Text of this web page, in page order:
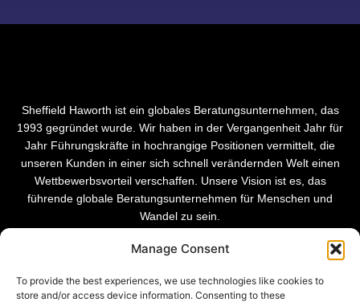
Manage Consent
To provide the best experiences, we use technologies like cookies to
store and/or access device information. Consenting to these
Sheffield Haworth ist ein globales Beratungsunternehmen, das
1993 gegründet wurde. Wir haben in der Vergangenheit Jahr für
Jahr Führungskräfte in hochrangige Positionen vermittelt, die
unseren Kunden in einer sich schnell verändernden Welt einen
Wettbewerbsvorteil verschaffen. Unsere Vision ist es, das
führende globale Beratungsunternehmen für Menschen und
Wandel zu sein.